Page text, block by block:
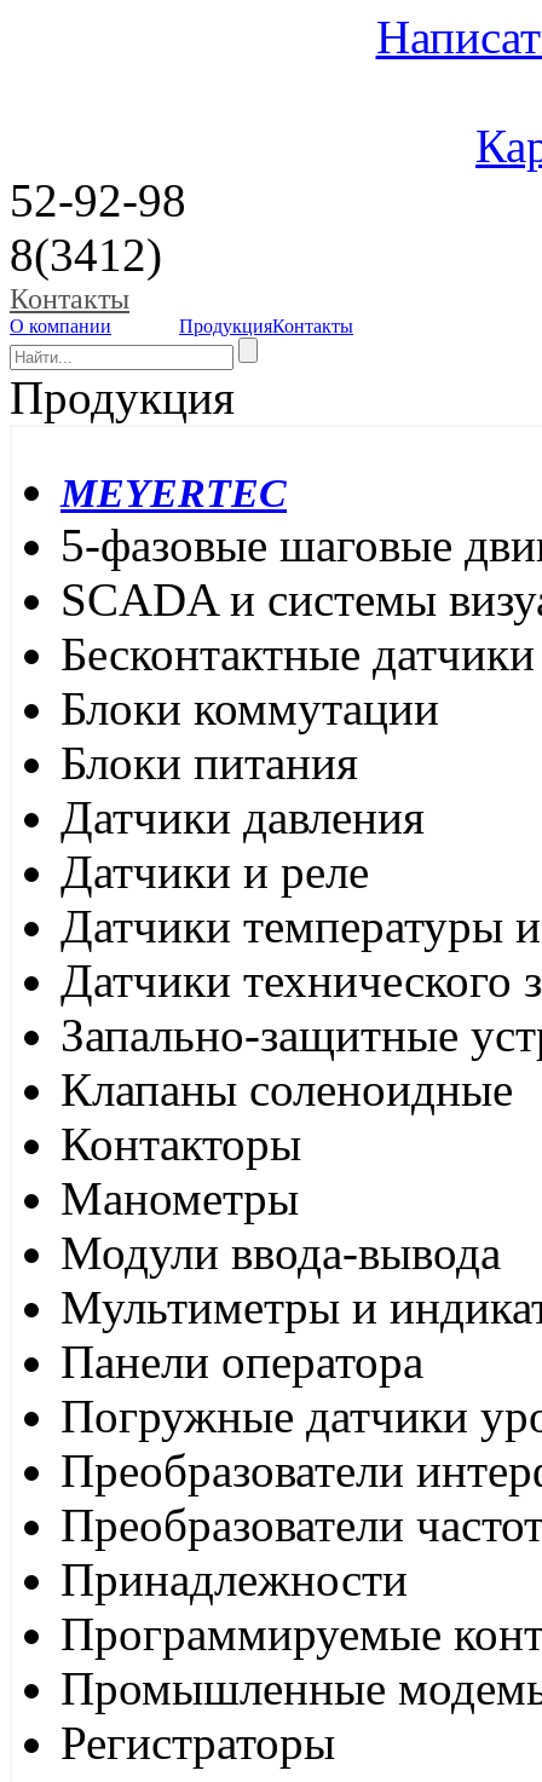
52-92-98
8(3412)
Контакты
О компании ПродукцияКонтакты
Продукция
MEYERTEC
5-фазовые шаговые
SCADA и системы
Бесконтактные датчики
Блоки коммутации
Блоки питания
Датчики давления
Датчики и реле
Датчики температуры
Датчики технического
Запально-защитные
Клапаны соленоидные
Контакторы
Манометры
Модули ввода-вывода
Мультиметры и
Панели оператора
Погружные датчики
Преобразователи
Преобразователи
Принадлежности
Программируемые
Промышленные
Регистраторы